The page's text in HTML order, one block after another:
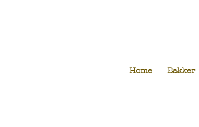
Home Bakker